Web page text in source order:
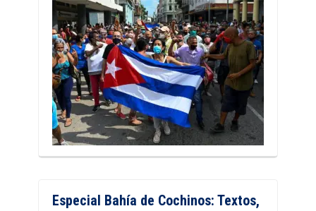
Especial Bahía de Cochinos: Textos,